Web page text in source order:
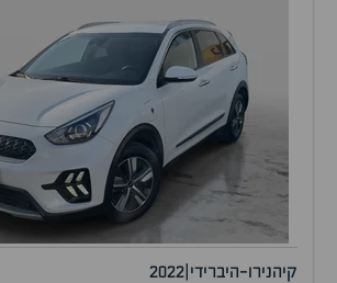
קיהנירו-היברידי 2022